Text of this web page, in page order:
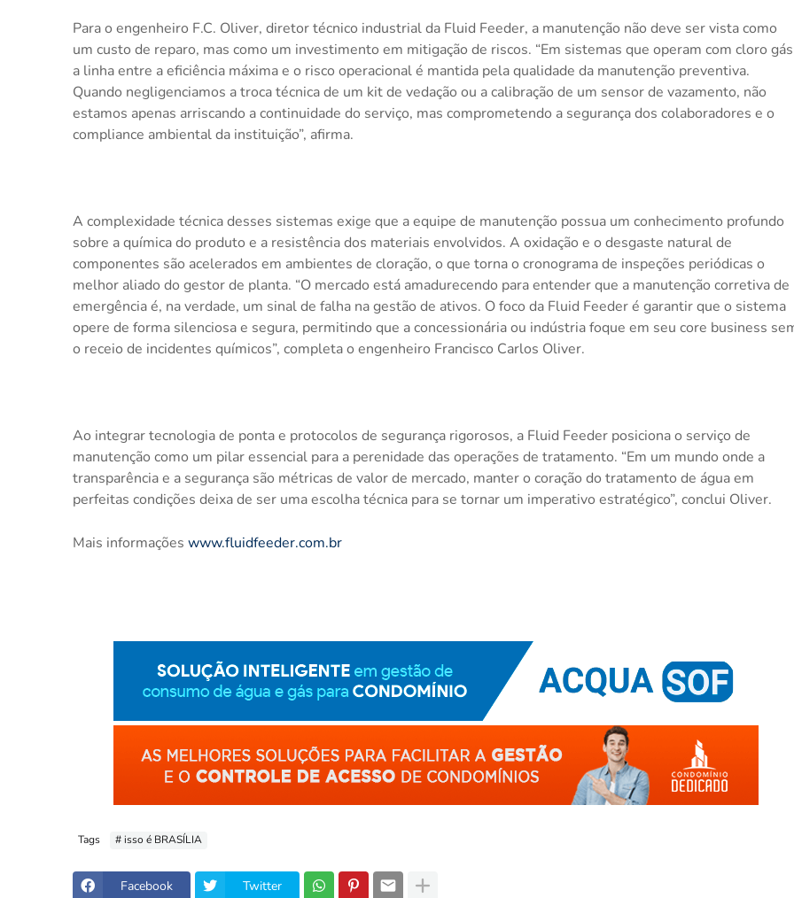
Para o engenheiro F.C. Oliver, diretor técnico industrial da Fluid Feeder, a manutenção não deve ser vista como
um custo de reparo, mas como um investimento em mitigação de riscos. “Em sistemas que operam com cloro
a linha entre a eficiência máxima e o risco operacional é mantida pela qualidade da manutenção preventiva.
Quando negligenciamos a troca técnica de um kit de vedação ou a calibração de um sensor de vazamento, não
estamos apenas arriscando a continuidade do serviço, mas comprometendo a segurança dos colaboradores e o
compliance ambiental da instituição”, afirma.
A complexidade técnica desses sistemas exige que a equipe de manutenção possua um conhecimento profundo
sobre a química do produto e a resistência dos materiais envolvidos. A oxidação e o desgaste natural de
componentes são acelerados em ambientes de cloração, o que torna o cronograma de inspeções periódicas o
melhor aliado do gestor de planta. “O mercado está amadurecendo para entender que a manutenção corretiva de
emergência é, na verdade, um sinal de falha na gestão de ativos. O foco da Fluid Feeder é garantir que o sistema
opere de forma silenciosa e segura, permitindo que a concessionária ou indústria foque em seu core business
o receio de incidentes químicos”, completa o engenheiro Francisco Carlos Oliver.
Ao integrar tecnologia de ponta e protocolos de segurança rigorosos, a Fluid Feeder posiciona o serviço de
manutenção como um pilar essencial para a perenidade das operações de tratamento. “Em um mundo onde a
transparência e a segurança são métricas de valor de mercado, manter o coração do tratamento de água em
perfeitas condições deixa de ser uma escolha técnica para se tornar um imperativo estratégico”, conclui Oliver.
Mais informações www.fluidfeeder.com.br
Tags # isso é BRASÍLIA
Facebook Twitter